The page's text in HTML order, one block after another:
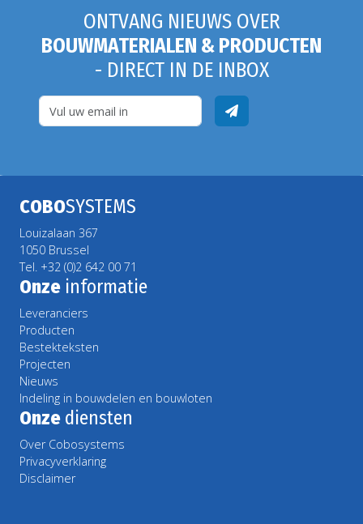
ONTVANG NIEUWS OVER
BOUWMATERIALEN & PRODUCTEN
- DIRECT IN DE INBOX
COBOSYSTEMS
Louizalaan 367
1050 Brussel
Tel. +32 (0)2 642 00 71
Onze informatie
Leveranciers
Producten
Bestekteksten
Projecten
Nieuws
Indeling in bouwdelen en bouwloten
Onze diensten
Over Cobosystems
Privacyverklaring
Disclaimer